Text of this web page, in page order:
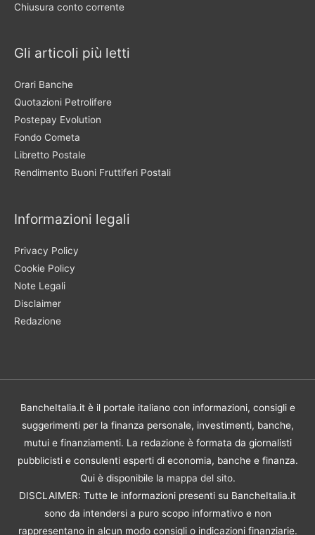
Chiusura conto corrente
Gli articoli più letti
Orari Banche
Quotazioni Petrolifere
Postepay Evolution
Fondo Cometa
Libretto Postale
Rendimento Buoni Fruttiferi Postali
Informazioni legali
Privacy Policy
Cookie Policy
Note Legali
Disclaimer
Redazione
BancheItalia.it è il portale italiano con informazioni, consigli e
suggerimenti per la finanza personale, investimenti, banche,
mutui e finanziamenti. La redazione è formata da giornalisti
pubblicisti e consulenti esperti di economia, banche e finanza.
Qui è disponibile la mappa del sito.
DISCLAIMER: Tutte le informazioni presenti su BancheItalia.it
sono da intendersi a puro scopo informativo e non
rappresentano in alcun modo consigli o indicazioni finanziarie.